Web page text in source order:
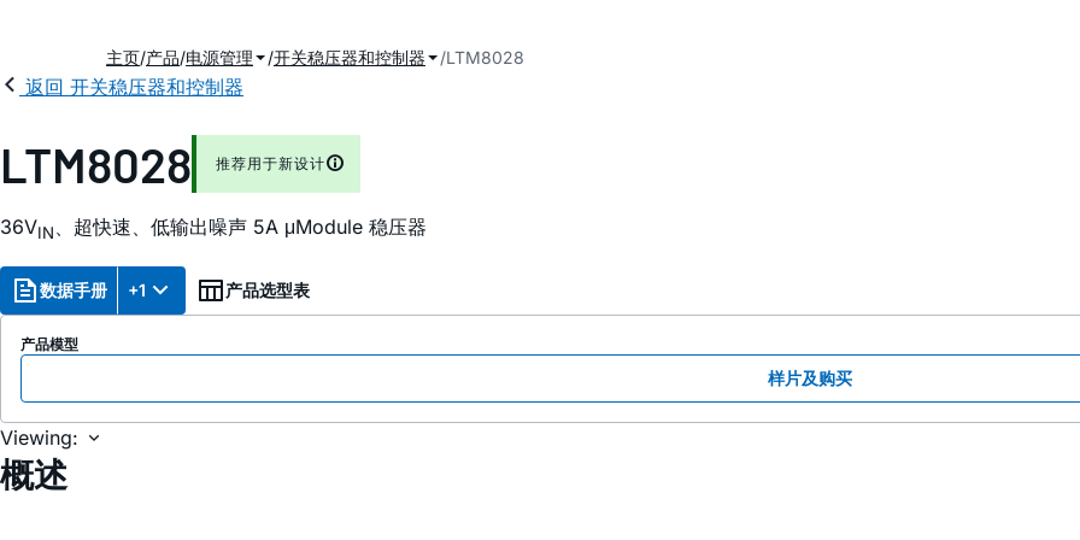
主页 产品 电源管理 开关稳压器和控制器 LTM8028
返回 开关稳压器和控制器
LTM8028 推荐用于新设计
36VIN、超快速、低输出噪声 5A μModule 稳压器
数据手册 +1 产品选型表
产品模型
样片及购买
Viewing:
概述